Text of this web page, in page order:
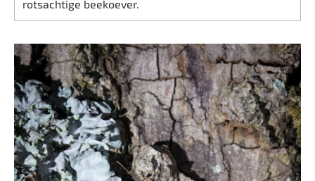
rotsachtige beekoever.